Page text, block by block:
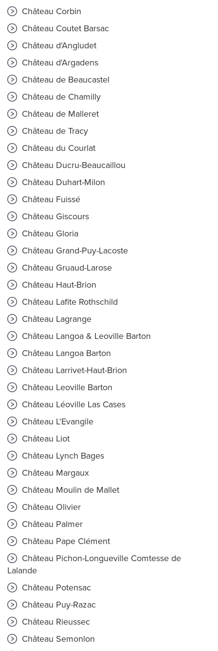
Château Corbin
Château Coutet Barsac
Château d'Angludet
Château d'Argadens
Château de Beaucastel
Château de Chamilly
Château de Malleret
Château de Tracy
Château du Courlat
Château Ducru-Beaucaillou
Château Duhart-Milon
Château Fuissé
Château Giscours
Château Gloria
Château Grand-Puy-Lacoste
Château Gruaud-Larose
Château Haut-Brion
Château Lafite Rothschild
Château Lagrange
Château Langoa & Leoville Barton
Château Langoa Barton
Château Larrivet-Haut-Brion
Château Leoville Barton
Château Léoville Las Cases
Château L'Evangile
Château Liot
Château Lynch Bages
Château Margaux
Château Moulin de Mallet
Château Olivier
Château Palmer
Château Pape Clément
Château Pichon-Longueville Comtesse de
Lalande
Château Potensac
Château Puy-Razac
Château Rieussec
Château Semonlon